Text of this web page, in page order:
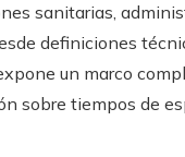
sanitarias,
definiciones
un marco
sobre tiempos de